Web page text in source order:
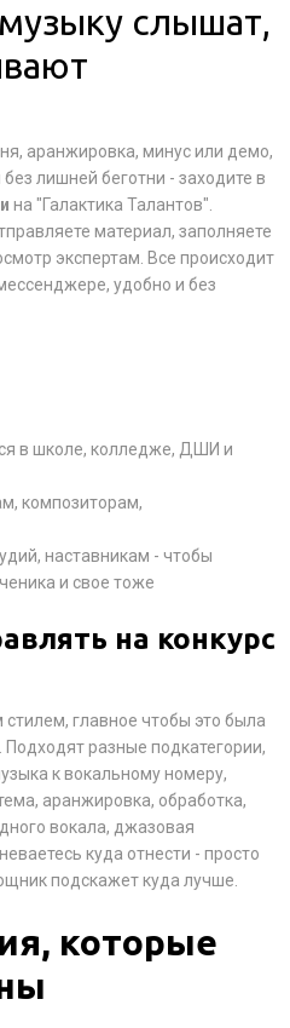
слышат,
аранжировка, минус или демо,
лишней беготни - заходите в
на "Галактика Талантов".
материал, заполняете
экспертам. Все происходит
удобно и без
в школе, колледже, ДШИ и
композиторам,
наставникам - чтобы
и свое тоже
на конкурс
главное чтобы это была
разные подкатегории,
к вокальному номеру,
аранжировка, обработка,
вокала, джазовая
куда отнести - просто
подскажет куда лучше.
которые